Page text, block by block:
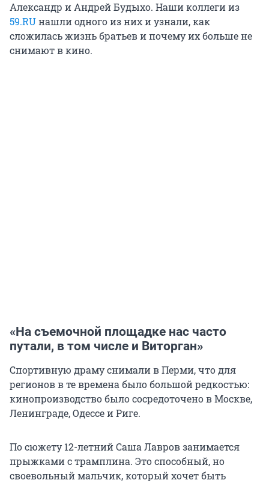
Александр и Андрей Будыхо. Наши коллеги из
59.RUнашли одного из них и узнали, как
сложилась жизнь братьев и почему их больше не
снимают в кино.
«На съемочной площадке нас часто
путали, в том числе и Виторган»
Спортивную драму снимали в Перми, что для
регионов в те времена было большой редкостью:
кинопроизводство было сосредоточено в Москве,
Ленинграде, Одессе и Риге.
По сюжету 12-летний Саша Лавров занимается
прыжками с трамплина. Это способный, но
своевольный мальчик, который хочет быть